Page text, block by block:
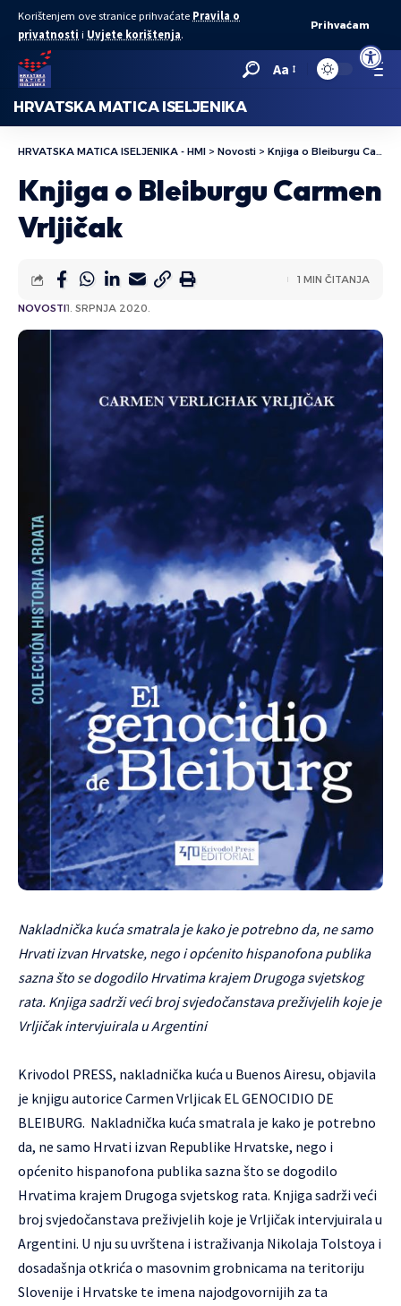
Open
Korištenjem ove stranice prihvaćate Pravila o
privatnosti i Uvjete korištenja.
Prihvaćam
Aa
HRVATSKA MATICA ISELJENIKA
HRVATSKA MATICA ISELJENIKA - HMI > Novosti > Knjiga o Bleiburgu Carmen Vrljičak
Knjiga o Bleiburgu Carmen
Vrljičak
NOVOSTI1. SRPNJA 2020.
1 MIN ČITANJA
Nakladnička kuća smatrala je kako je potrebno da, ne samo
Hrvati izvan Hrvatske, nego i općenito hispanofona publika
sazna što se dogodilo Hrvatima krajem Drugoga svjetskog
rata. Knjiga sadrži veći broj svjedočanstava preživjelih koje je
Vrljičak intervjuirala u Argentini
Krivodol PRESS, nakladnička kuća u Buenos Airesu, objavila
je knjigu autorice Carmen Vrljicak EL GENOCIDIO DE
BLEIBURG. Nakladnička kuća smatrala je kako je potrebno
da, ne samo Hrvati izvan Republike Hrvatske, nego i
općenito hispanofona publika sazna što se dogodilo
Hrvatima krajem Drugoga svjetskog rata. Knjiga sadrži veći
broj svjedočanstava preživjelih koje je Vrljičak intervjuirala u
Argentini. U nju su uvrštena i istraživanja Nikolaja Tolstoya i
dosadašnja otkrića o masovnim grobnicama na teritoriju
Slovenije i Hrvatske te imena najodgovornijih za ta